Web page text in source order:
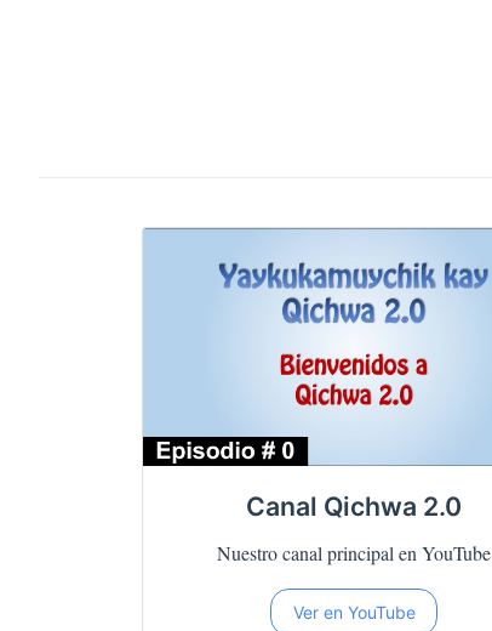
Canal Qichwa 2.0
Nuestro canal principal en YouTube
Ver en YouTube